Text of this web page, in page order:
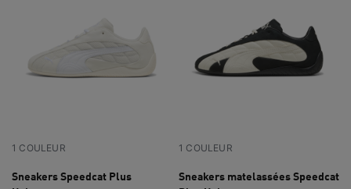
1 COULEUR
Sneakers Speedcat Plus
1 COULEUR
Sneakers matelassées Speedcat